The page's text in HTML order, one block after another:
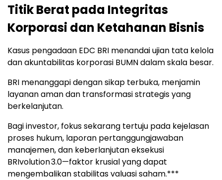
Titik Berat pada Integritas
Korporasi dan Ketahanan Bisnis
Kasus pengadaan EDC BRI menandai ujian tata kelola
dan akuntabilitas korporasi BUMN dalam skala besar.
BRI menanggapi dengan sikap terbuka, menjamin
layanan aman dan transformasi strategis yang
berkelanjutan.
Bagi investor, fokus sekarang tertuju pada kejelasan
proses hukum, laporan pertanggungjawaban
manajemen, dan keberlanjutan eksekusi
BRIvolution 3.0—faktor krusial yang dapat
mengembalikan stabilitas valuasi saham.***